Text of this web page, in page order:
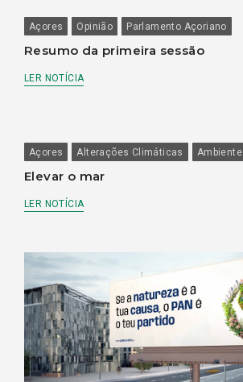
Açores Opinião Parlamento Açoriano
Resumo da primeira sessão
LER NOTÍCIA
Açores Alterações Climáticas Ambiente
Elevar o mar
LER NOTÍCIA